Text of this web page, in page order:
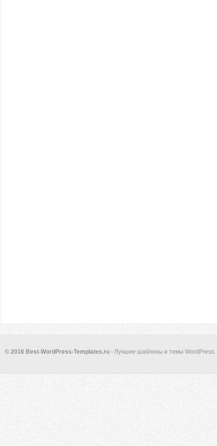
© 2016 Best-WordPress-Templates.ru - Лучшие шаблоны и темы